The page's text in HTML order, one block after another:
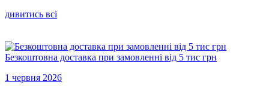
дивитись всi
Безкоштовна доставка при замовленні від 5 тис грн
1 червня 2026